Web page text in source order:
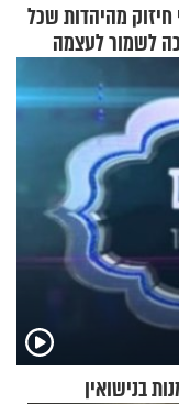
חיזוק מהיהדות שכל
לשמור לעצמה
בנישואין